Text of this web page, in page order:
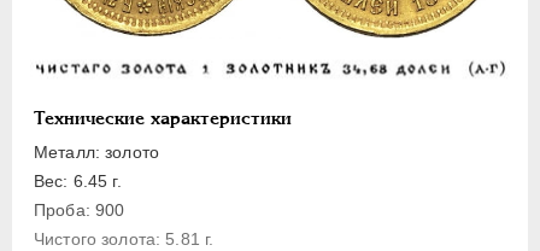
Технические характеристики
Металл: золото
Вес: 6.45 г.
Проба: 900
Чистого золота: 5.81 г.
АЛЕКСАНДР III 1881-1894
Золото
10 рублей
5 рублей
3 рубля
Серебро